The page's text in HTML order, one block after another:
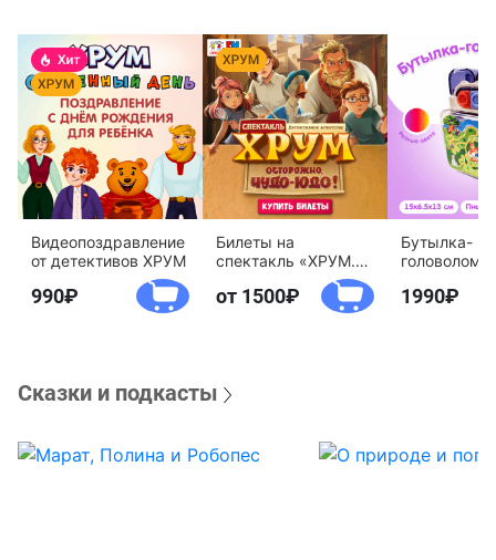
Видеопоздравление
от детективов ХРУМ
990
Билеты на
спектакль «ХРУМ.
Осторожно, Чудо-
Юдо!»
от 1500
Бутылка-
агентство
1990
Сказки и подкасты